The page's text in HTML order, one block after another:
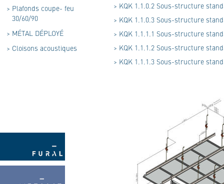
> Plafonds coupe- feu
30/60/90
> MÉTAL DÉPLOYÉ
> Cloisons acoustiques
> KQK 1.1.0.2 Sous-structure
> KQK 1.1.0.3 Sous-structure
> KQK 1.1.1.1 Sous-structure
> KQK 1.1.1.2 Sous-structure
> KQK 1.1.1.3 Sous-structure